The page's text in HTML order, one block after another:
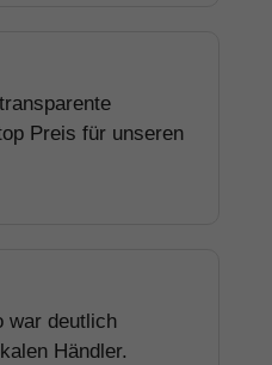
Preis für unseren
war deutlich
Händler.